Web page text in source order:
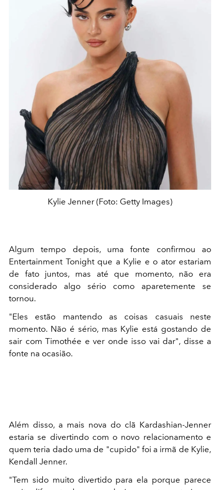
Kylie Jenner (Foto: Getty Images)
Algum tempo depois, uma fonte confirmou ao
Entertainment Tonight que a Kylie e o ator estariam
de fato juntos, mas até que momento, não era
considerado algo sério como aparetemente se
tornou.
"Eles estão mantendo as coisas casuais neste
momento. Não é sério, mas Kylie está gostando de
sair com Timothée e ver onde isso vai dar", disse a
fonte na ocasião.
Além disso, a mais nova do clã Kardashian-Jenner
estaria se divertindo com o novo relacionamento e
quem teria dado uma de "cupido" foi a irmã de Kylie,
Kendall Jenner.
"Tem sido muito divertido para ela porque parece